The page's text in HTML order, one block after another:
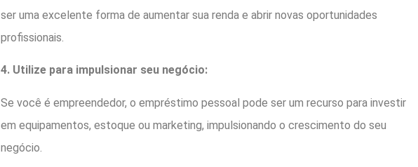
ser uma excelente forma de aumentar sua renda e abrir novas oportunidades
profissionais.
4. Utilize para impulsionar seu negócio:
Se você é empreendedor, o empréstimo pessoal pode ser um recurso para investir
em equipamentos, estoque ou marketing, impulsionando o crescimento do seu
negócio.